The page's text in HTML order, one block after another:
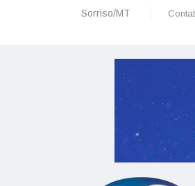
Sorriso/MT